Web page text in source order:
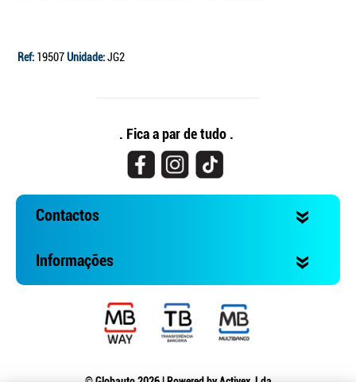
Ref: 19507Unidade:JG2
. Fica a par de tudo .
Contactos
Informações